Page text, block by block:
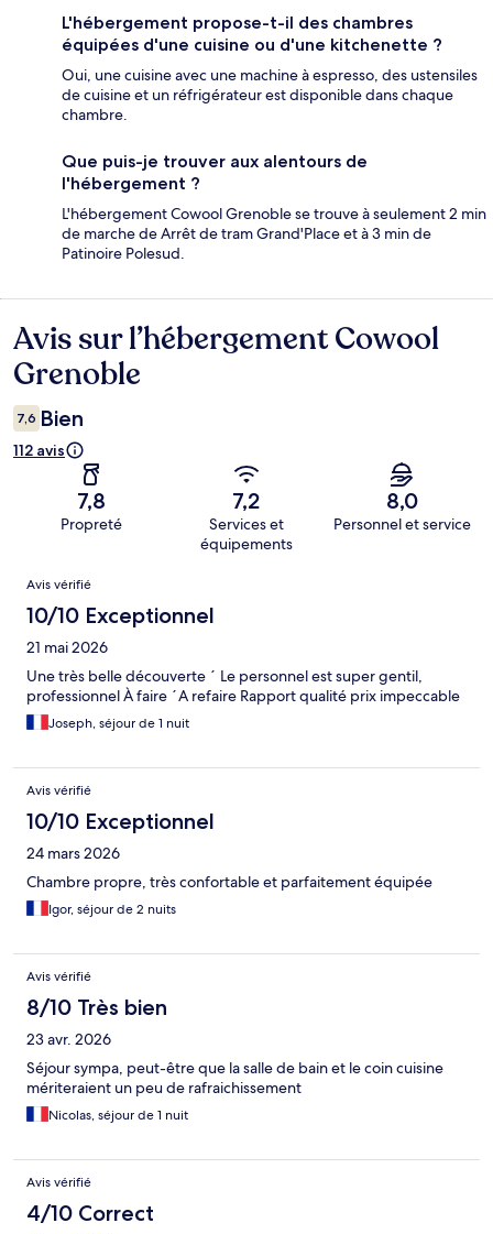
L'hébergement propose-t-il des chambres
équipées d'une cuisine ou d'une kitchenette ?
Oui, une cuisine avec une machine à espresso, des ustensiles
de cuisine et un réfrigérateur est disponible dans chaque
chambre.
Que puis-je trouver aux alentours de
l'hébergement ?
L'hébergement Cowool Grenoble se trouve à seulement 2 min
de marche de Arrêt de tram Grand'Place et à 3 min de
Patinoire Polesud.
Avis
Avis sur l’hébergement Cowool
Grenoble
7,6 Bien
112 avis
7,8
Propreté
7,2
Services et
équipements
8,0
Personnel et service
Avis
Avis vérifié
10/10 Exceptionnel
21 mai 2026
Une très belle découverte ´ Le personnel est super gentil,
professionnel À faire ´A refaire Rapport qualité prix impeccable
Joseph, séjour de 1 nuit
Avis vérifié
10/10 Exceptionnel
24 mars 2026
Chambre propre, très confortable et parfaitement équipée
Igor, séjour de 2 nuits
Avis vérifié
8/10 Très bien
23 avr. 2026
Séjour sympa, peut-être que la salle de bain et le coin cuisine
mériteraient un peu de rafraichissement
Nicolas, séjour de 1 nuit
Avis vérifié
4/10 Correct